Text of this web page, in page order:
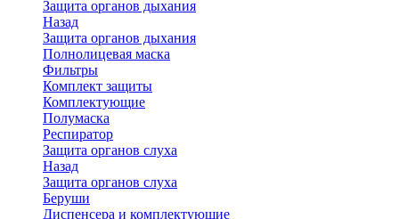
Защита органов дыхания
Назад
Защита органов дыхания
Полнолицевая маска
Фильтры
Комплект защиты
Комплектующие
Полумаска
Респиратор
Защита органов слуха
Назад
Защита органов слуха
Беруши
Диспенсера и комплектующие